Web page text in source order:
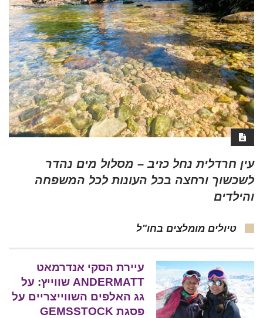
עין חרדלית נחל כזיב – מסלול מים נהדר
לשכשוך ורחצה בכל העונות לכל המשפחה
והילדים
טיולים מומלצים בחו"ל
עיירת הסקי אנדרמאט
ANDERMATT שווייץ: על
גג האלפים השווייצריים על
פסגת GEMSSTOCK